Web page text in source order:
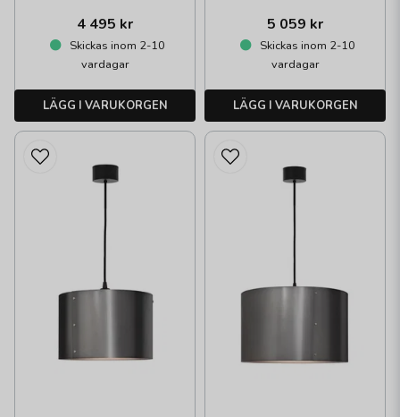
4 495 kr
Skickas inom 2-10
vardagar
LÄGG I VARUKORGEN
5 059 kr
Skickas inom 2-10
vardagar
LÄGG I VARUKORGEN